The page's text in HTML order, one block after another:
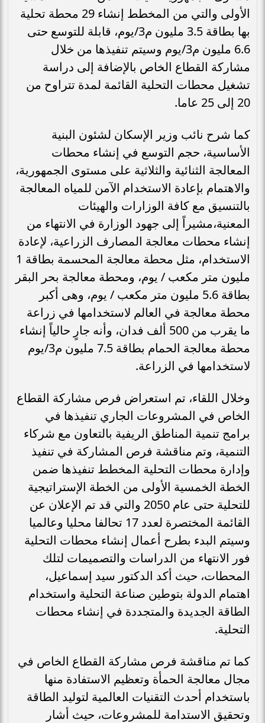
الأولى والتي من المخطط إنشاء 29 محطة تحلية
بها بطاقة 3.5 مليون م3/يوم، قابلة للتوسع حتى
6.6 مليون م3/يوم وسيتم تنفيذها من خلال
مشاركة القطاع الخاص بالإضافة إلى دراسة
تشغيل محطات التحلية القائمة لمدة تتراوح من
20 إلى 25 عاما.
كما شرح نائب وزير الإسكان لشئون البنية
الأساسية، حجم التوسع في إنشاء محطات
المعالجة الثنائية والثلاثية على مستوى الجمهورية،
والاهتمام بإعادة الاستخدام الآمن للمياه المعالجة
بالتنسيق مع كافة الوزارات والهيئات
المعنية،مشيراً إلى جهود الوزارة في الانتهاء من
إنشاء محطات معالجة المصارف الزراعية، لإعادة
الاستخدام، مثل محطة معالجة المحسمة بطاقة 1
مليون متر مكعب / يوم، ومحطة معالجة بحر البقر
بطاقة 5.6 مليون متر مكعب / يوم، وهى أكبر
محطة معالجة في العالم لاستخدامها في زراعة
ما يقرب من 500 ألف فدان، وأنه جارٍ حالياً إنشاء
محطة معالجة الحمام بطاقة 7.5 مليون م3/يوم
لاستخدامها في الزراعة.
وخلال اللقاء، تم استعراض فرص مشاركة القطاع
الخاص في المشروعات الجاري تنفيذها في
برامج تنمية المناطق الريفية بالتعاون مع شركاء
التنمية، وتم مناقشة فرص المشاركة في تنفيذ
وإدارة محطات التحلية المخطط تنفيذها ضمن
الخطة الخمسية الأولى من الخطة الإستراتيجية
للتحلية حتى عام 2050 والتي قد تم الإعلان عن
القائمة المختصرة لعدد 17 تحالفا محليا وعالميا
وسيتم البدء بطرح أعمال إنشاء محطات التحلية
فور الانتهاء من الدراسات والتصميمات لتلك
المحطات، حيث أكد الدكتور سيد إسماعيل،
اهتمام الدولة بتوطين صناعة التحلية واستخدام
الطاقة الجديدة والمتجددة في إنشاء محطات
التحلية.
كما تم مناقشة فرص مشاركة القطاع الخاص في
مجال معالجة الحمأة وتعظيم الاستفادة منها
باستخدام أحدث التقنيات العالمية لتوليد الطاقة
وتحقيق الاستدامة للمشروعات، حيث أشار